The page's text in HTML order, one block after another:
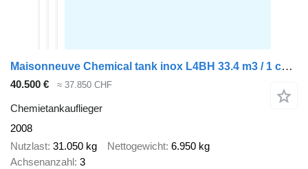
Maisonneuve Chemical tank inox L4BH 33.4 m3 / 1 comp
40.500 € ≈ 37.850 CHF
Chemietankauflieger
2008
Nutzlast 31.050 kg Nettogewicht 6.950 kg
Achsenanzahl 3